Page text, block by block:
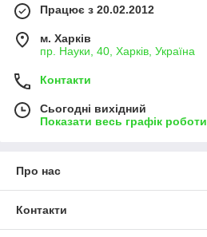
Працює з 20.02.2012
м. Харків
пр. Науки, 40, Харків, Україна
Контакти
Сьогодні вихідний
Показати весь графік роботи
Про нас
Контакти